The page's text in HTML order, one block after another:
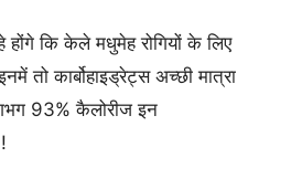
होंगे कि केले मधुमेह रोगियों के लिए
तो कार्बोहाइड्रेट्स अच्छी मात्रा
93% कैलोरीज इन